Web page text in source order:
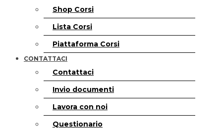
Shop Corsi
Lista Corsi
Piattaforma Corsi
CONTATTACI
Contattaci
Invio documenti
Lavora con noi
Questionario